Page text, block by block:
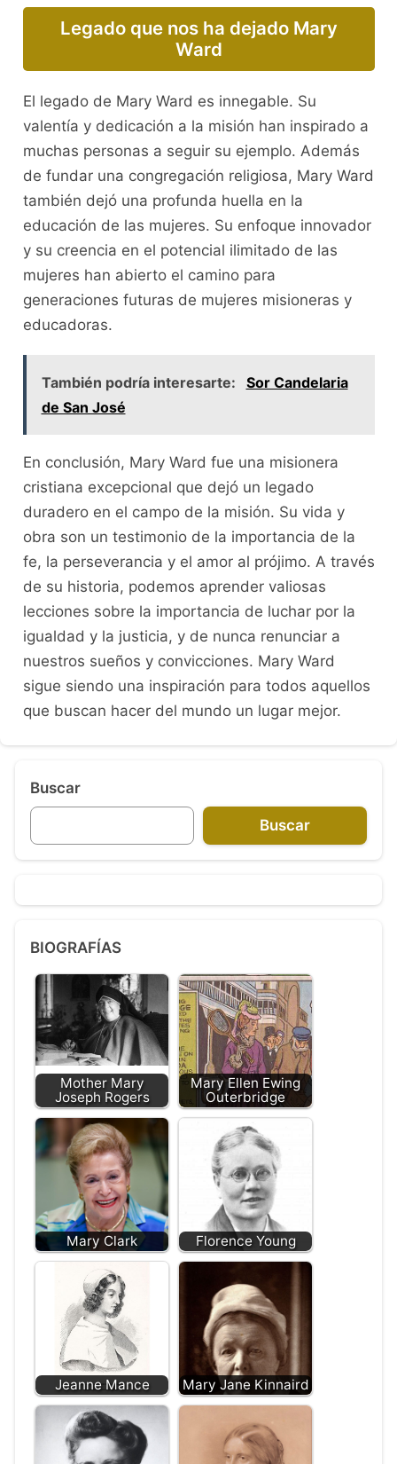
Legado que nos ha dejado Mary
Ward
El legado de Mary Ward es innegable. Su
valentía y dedicación a la misión han inspirado a
muchas personas a seguir su ejemplo. Además
de fundar una congregación religiosa, Mary Ward
también dejó una profunda huella en la
educación de las mujeres. Su enfoque innovador
y su creencia en el potencial ilimitado de las
mujeres han abierto el camino para
generaciones futuras de mujeres misioneras y
educadoras.
También podría interesarte:
Sor Candelaria
de San José
En conclusión, Mary Ward fue una misionera
cristiana excepcional que dejó un legado
duradero en el campo de la misión. Su vida y
obra son un testimonio de la importancia de la
fe, la perseverancia y el amor al prójimo. A través
de su historia, podemos aprender valiosas
lecciones sobre la importancia de luchar por la
igualdad y la justicia, y de nunca renunciar a
nuestros sueños y convicciones. Mary Ward
sigue siendo una inspiración para todos aquellos
que buscan hacer del mundo un lugar mejor.
Buscar
Buscar
BIOGRAFÍAS
Mother Mary
Joseph Rogers
Mary Ellen Ewing
Outerbridge
Mary Clark Florence Young
Jeanne Mance Mary Jane Kinnaird